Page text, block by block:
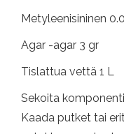
Metyleenisininen
Agar -agar 3 gr
Tislattua vettä 1 L
Sekoita
Kaada putket tai